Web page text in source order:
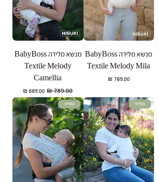
מנשא מלידה BabyBoss
Textile Melody Mila
מחיר‏789.00 ‏₪
מנשא מלידה BabyBoss
Textile Melody
Camellia
מחיר רגיל‏789.00 ‏₪ מחיר מבצע
במלאי במלאי